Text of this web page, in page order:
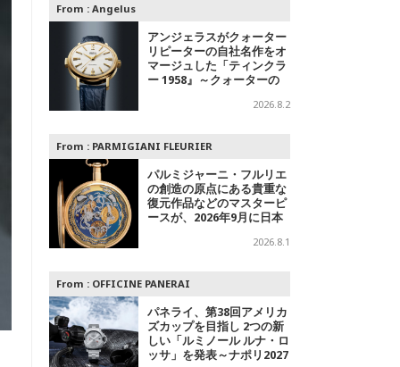
From : Angelus
アンジェラスがクォーター
リピーターの自社名作をオ
マージュした「ティンクラ
ー 1958』～クォーターの
2026.8.2
From : PARMIGIANI FLEURIER
パルミジャーニ・フルリエ
の創造の原点にある貴重な
復元作品などのマスターピ
ースが、2026年9月に日本
2026.8.1
From : OFFICINE PANERAI
パネライ、第38回アメリカ
ズカップを目指し 2つの新
しい「ルミノール ルナ・ロ
ッサ」を発表～ナポリ2027